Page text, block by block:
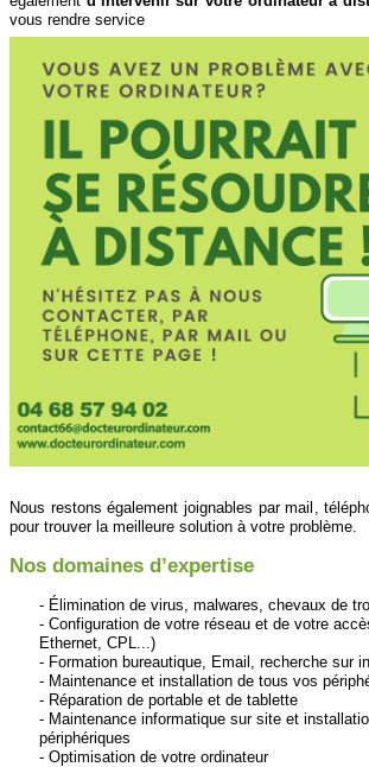
vous rendre service
Nous restons également joignables par mail,
pour trouver la meilleure solution à votre problème.
Nos domaines d’expertise
Élimination de virus, malwares, chevaux de
Configuration de votre réseau et de votre
Ethernet, CPL...)
Formation bureautique, Email, recherche sur
Maintenance et installation de tous vos
Réparation de portable et de tablette
Maintenance informatique sur site et
périphériques
Optimisation de votre ordinateur